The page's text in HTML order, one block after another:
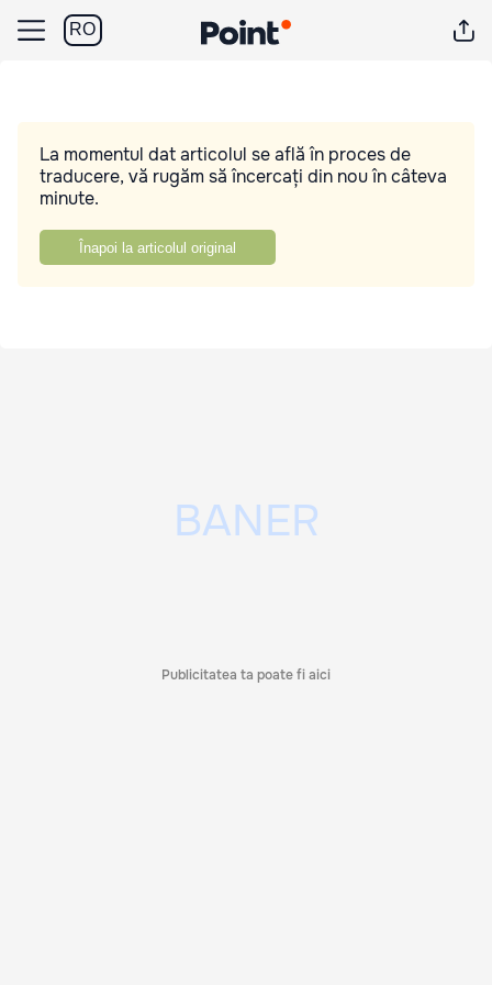
RO
La momentul dat articolul se află în proces de
traducere, vă rugăm să încercați din nou în câteva
minute.
Înapoi la articolul original
Publicitatea ta poate fi aici